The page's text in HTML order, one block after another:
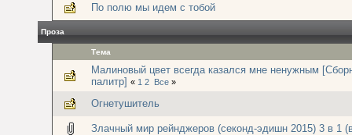
По полю мы идем с тобой
Проза
Тема
Малиновый цвет всегда казался мне ненужным
палитр] « 1 2 Все »
Огнетушитель
Злачный мир рейнджеров (секонд-эдишн 2015) 3 в 1